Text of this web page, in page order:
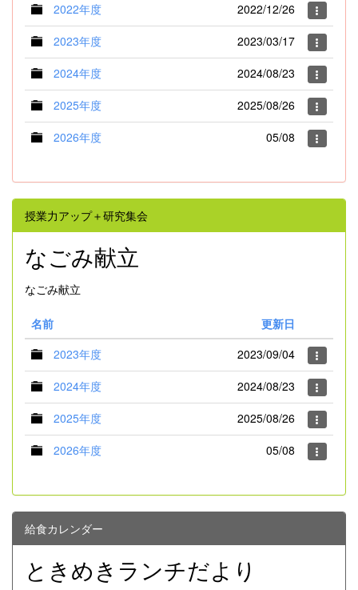
2022年度
2022/12/26
2023年度
2023/03/17
2024年度
2024/08/23
2025年度
2025/08/26
2026年度
05/08
授業力アップ＋研究集会
なごみ献立
なごみ献立
名前
更新日
2023年度
2023/09/04
2024年度
2024/08/23
2025年度
2025/08/26
2026年度
05/08
給食カレンダー
ときめきランチだより